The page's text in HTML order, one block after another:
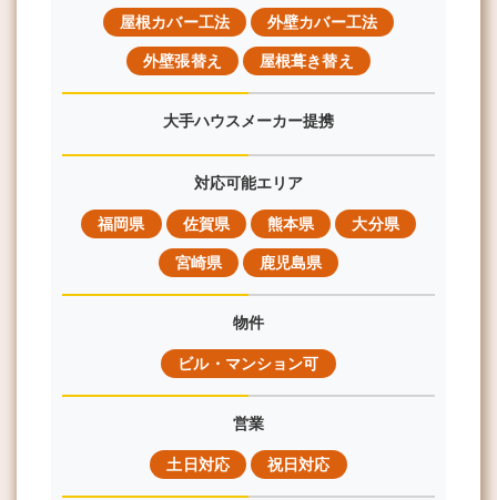
屋根カバー工法 外壁カバー工法
外壁張替え 屋根葺き替え
大手ハウスメーカー提携
対応可能エリア
福岡県 佐賀県 熊本県 大分県
宮崎県 鹿児島県
物件
ビル・マンション可
営業
土日対応 祝日対応